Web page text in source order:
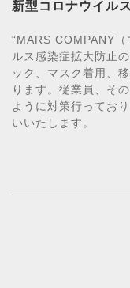
新型コロナウイル
“MARS COMPANY
ルス感染症拡大防止
ック、マスク着用、
ります。従業員、そ
ように対策行ってお
いいたします。